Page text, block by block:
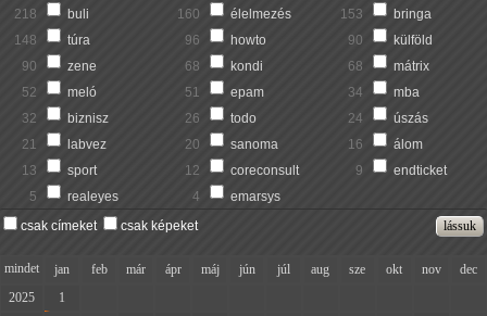
218
buli 160 élelmezés 153
bringa
148
túra 96 howto 90
külföld
90
zene 68 kondi 68
mátrix
52
meló 51 epam 34
mba
32
biznisz 26 todo 24
úszás
21
labvez 20 sanoma 16
álom
13
sport 12 coreconsult 9
endticket
5
realeyes 4
emarsys
csak címeket
csak képeket
mindet jan feb már ápr máj jún júl aug sze okt nov
dec
2025
1